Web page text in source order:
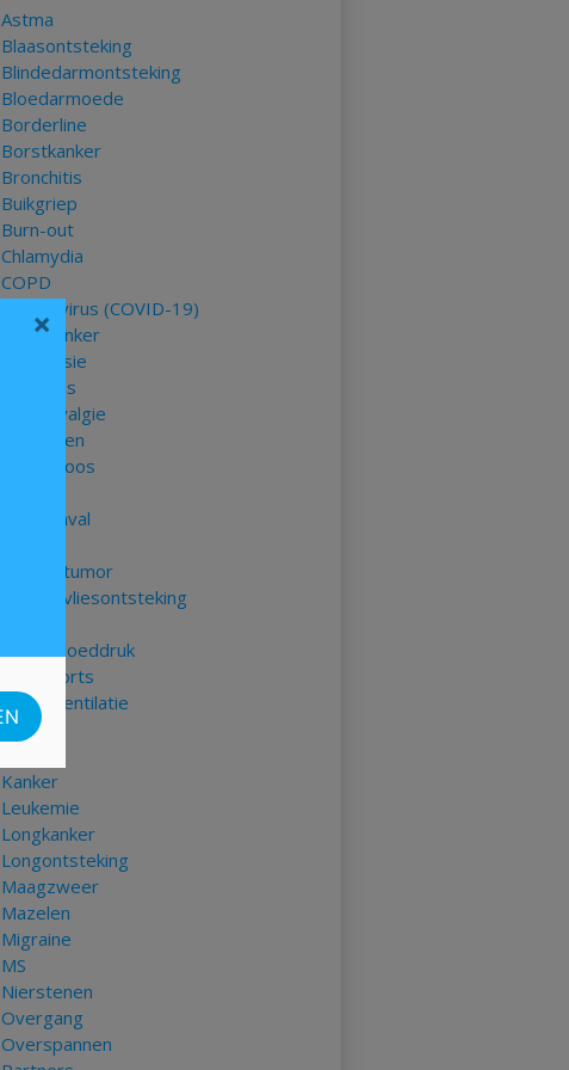
Astma
Blaasontsteking
Blindedarmontsteking
Bloedarmoede
Borderline
Borstkanker
Bronchitis
Buikgriep
Burn-out
Chlamydia
COPD
Coronavirus (COVID-19)
Darmkanker
Depressie
Diabetes
Fibromyalgie
Galstenen
Gordelroos
Hartaanval
Hersentumor
Hersenvliesontsteking
Hoge bloeddruk
Hooikoorts
Hyperventilatie
Ischias
Kanker
Leukemie
Longkanker
Longontsteking
Maagzweer
Mazelen
Migraine
MS
Nierstenen
Overgang
Overspannen
×